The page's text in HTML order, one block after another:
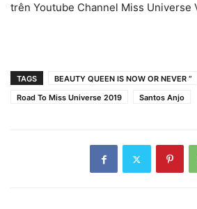
trên Youtube Channel Miss Universe
TAGS BEAUTY QUEEN IS NOW OR NEVER “
Road To Miss Universe 2019
Santos Anjo